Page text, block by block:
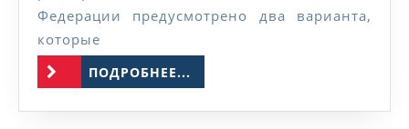
налогов
Федерации предусмотрено два варианта,
которые
ПОДРОБНЕЕ...